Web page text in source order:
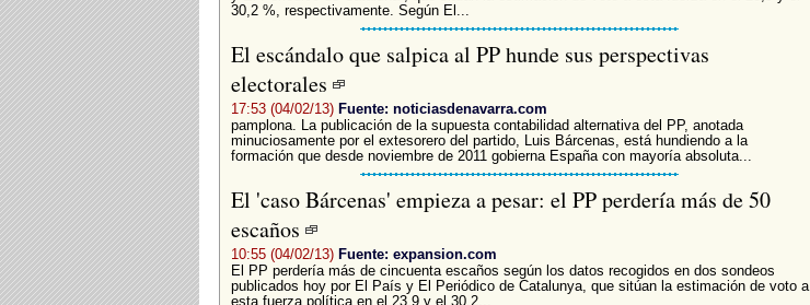
30,2 %, respectivamente. Según El...
El escándalo que salpica al PP hunde sus perspectivas
electorales
17:53 (04/02/13) Fuente: noticiasdenavarra.com
pamplona. La publicación de la supuesta contabilidad alternativa del PP, anotada
minuciosamente por el extesorero del partido, Luis Bárcenas, está hundiendo a la
formación que desde noviembre de 2011 gobierna España con mayoría absoluta...
El 'caso Bárcenas' empieza a pesar: el PP perdería más de 50
escaños
10:55 (04/02/13) Fuente: expansion.com
El PP perdería más de cincuenta escaños según los datos recogidos en dos sondeos
publicados hoy por El País y El Periódico de Catalunya, que sitúan la estimación de voto a
esta fuerza política en el 23,9 y el 30,2...